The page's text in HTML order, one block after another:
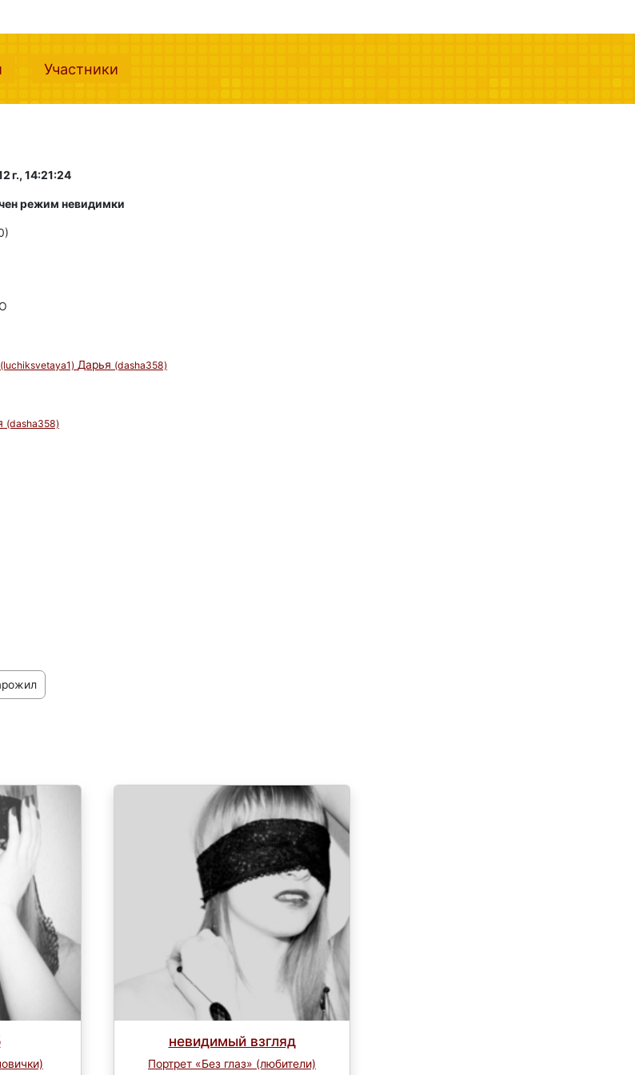
(current)Участники
г., 14:21:24
режим невидимки
(luchiksvetaya1) Дарья (dasha358)
(dasha358)
невидимый взгляд
Портрет «Без глаз» (любители)